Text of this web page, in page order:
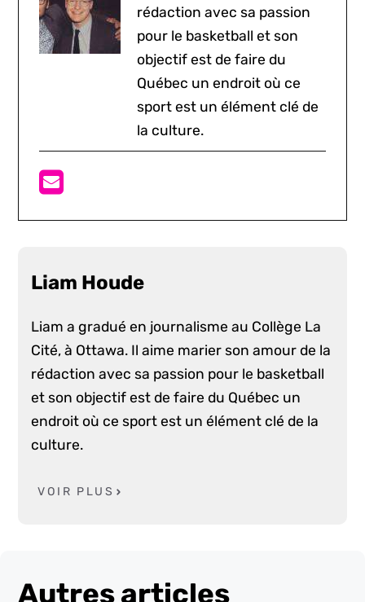
rédaction avec sa passion
pour le basketball et son
objectif est de faire du
Québec un endroit où ce
sport est un élément clé de
la culture.
Liam Houde
Liam a gradué en journalisme au Collège La
Cité, à Ottawa. Il aime marier son amour de la
rédaction avec sa passion pour le basketball
et son objectif est de faire du Québec un
endroit où ce sport est un élément clé de la
culture.
VOIR PLUS
Autres articles